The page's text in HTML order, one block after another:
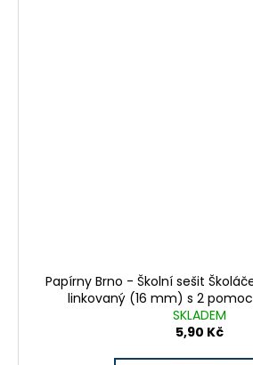
Papírny Brno - Školní sešit
linkovaný (16 mm) s 2
SKLADEM
5,90 Kč